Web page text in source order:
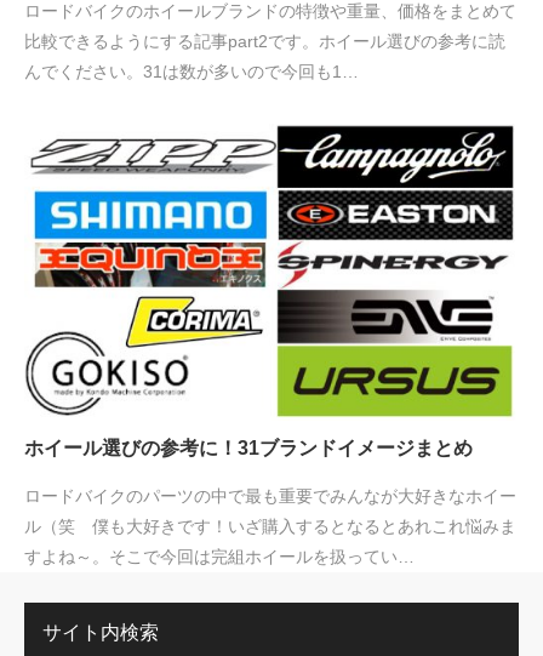
ロードバイクのホイールブランドの特徴や重量、価格をまとめて
比較できるようにする記事part2です。ホイール選びの参考に読
んでください。31は数が多いので今回も1…
ホイール選びの参考に！31ブランドイメージまとめ
ロードバイクのパーツの中で最も重要でみんなが大好きなホイー
ル（笑 僕も大好きです！いざ購入するとなるとあれこれ悩みま
すよね～。そこで今回は完組ホイールを扱ってい…
サイト内検索